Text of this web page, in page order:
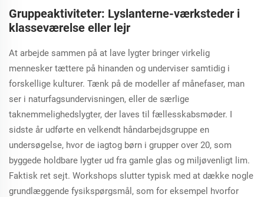
Gruppeaktiviteter: Lyslanterne-værksteder i
klasseværelse eller lejr
At arbejde sammen på at lave lygter bringer virkelig
mennesker tættere på hinanden og underviser samtidig i
forskellige kulturer. Tænk på de modeller af månefaser, man
ser i naturfagsundervisningen, eller de særlige
taknemmelighedslygter, der laves til fællesskabsmøder. I
sidste år udførte en velkendt håndarbejdsgruppe en
undersøgelse, hvor de iagtog børn i grupper over 20, som
byggede holdbare lygter ud fra gamle glas og miljøvenligt lim.
Faktisk ret sejt. Workshops slutter typisk med at dække nogle
grundlæggende fysikspørgsmål, som for eksempel hvorfor